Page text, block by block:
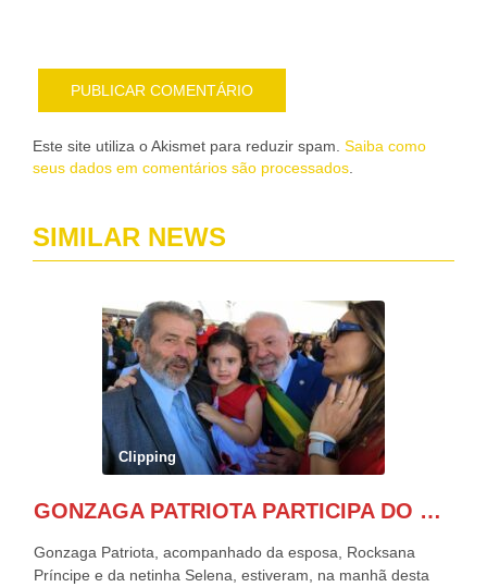
Este site utiliza o Akismet para reduzir spam. Saiba como
seus dados em comentários são processados
SIMILAR NEWS
Clipping
GONZAGA PATRIOTA PARTICIPA DO DESFILE DA INDEPENDÊNCIA NO PALANQUE DA PRESIDÊNCIA DA REPÚBLICA E É ABRAÇADO POR LULA E POR GERALDO ALCKMIN.
Gonzaga Patriota, acompanhado da esposa, Rocksana
Príncipe e da netinha Selena, estiveram, na manhã desta